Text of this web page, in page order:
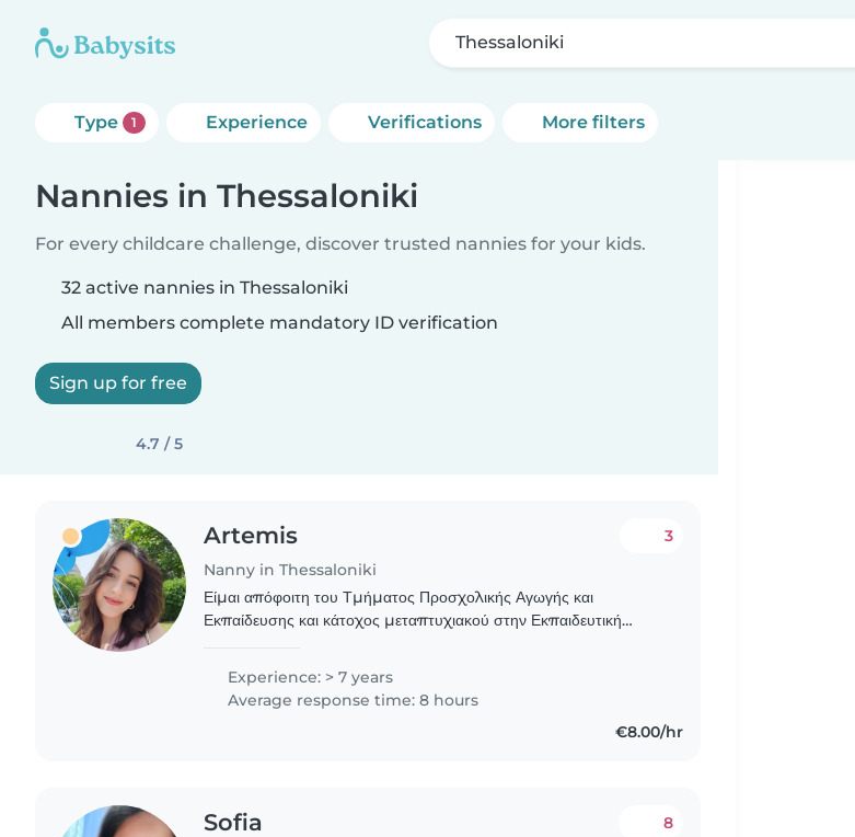
Thessaloniki
Type 1 Experience Verifications More filters
Nannies in Thessaloniki
For every childcare challenge, discover trusted nannies for your kids.
32 active nannies in Thessaloniki
All members complete mandatory ID verification
Sign up for free
4.7 / 5
Artemis
Nanny in Thessaloniki
3
Είμαι απόφοιτη του Τμήματος Προσχολικής Αγωγής και
Εκπαίδευσης και κάτοχος μεταπτυχιακού στην Εκπαιδευτική
έχω ολοκληρώσει..
Experience: > 7 years
Average response time: 8 hours
€8.00/hr
Sofia 8